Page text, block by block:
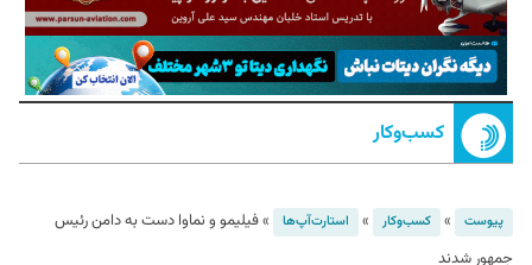
کسب‌و‌کار
پیوست » کسب‌و‌کار » استارت‌آپ‌ها »فیلیمو و نماوا دست به دامن رئیس
جمهور شدند